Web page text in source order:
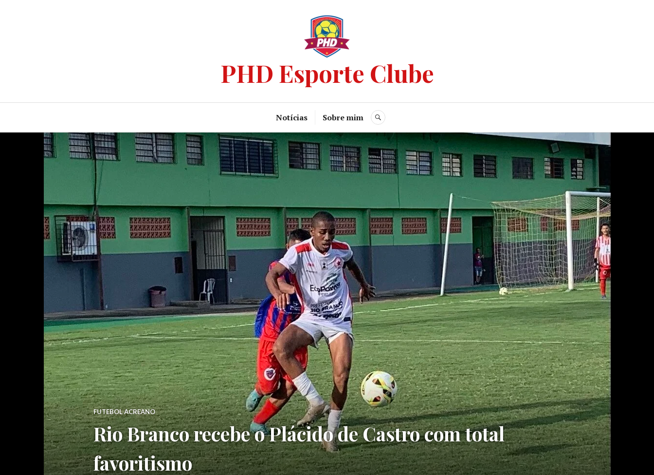
PHD Esporte Clube
Notícias Sobre mim
FUTEBOL ACREANO
Rio Branco recebe o Plácido de Castro com total
favoritismo